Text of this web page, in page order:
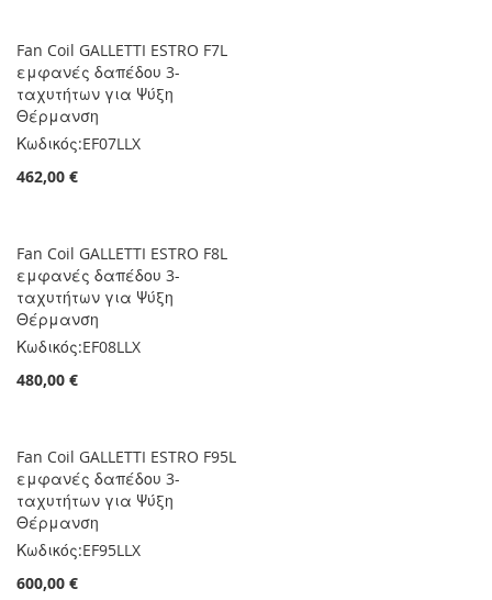
Fan Coil GALLETTI ESTRO F7L
εμφανές δαπέδου 3-
ταχυτήτων για Ψύξη
Θέρμανση
Κωδικός:EF07LLX
462,00 €
Fan Coil GALLETTI ESTRO F8L
εμφανές δαπέδου 3-
ταχυτήτων για Ψύξη
Θέρμανση
Κωδικός:EF08LLX
480,00 €
Fan Coil GALLETTI ESTRO F95L
εμφανές δαπέδου 3-
ταχυτήτων για Ψύξη
Θέρμανση
Κωδικός:EF95LLX
600,00 €